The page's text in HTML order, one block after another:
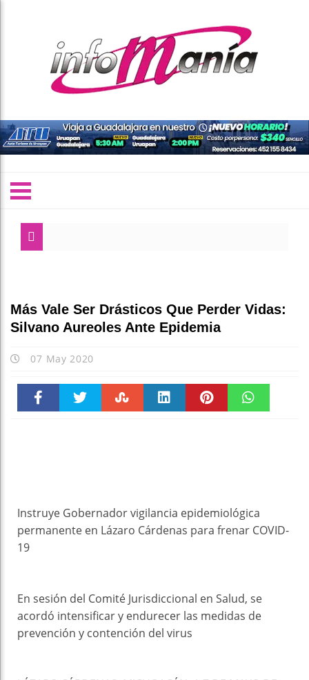
Más Vale Ser Drásticos Que Perder Vidas:
Silvano Aureoles Ante Epidemia
07 May 2020
Instruye Gobernador vigilancia epidemiológica
permanente en Lázaro Cárdenas para frenar COVID-
19
En sesión del Comité Jurisdiccional en Salud, se
acordó intensificar y endurecer las medidas de
prevención y contención del virus